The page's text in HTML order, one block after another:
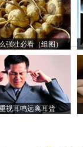
强壮必看（组图）
视耳鸣远离耳聋